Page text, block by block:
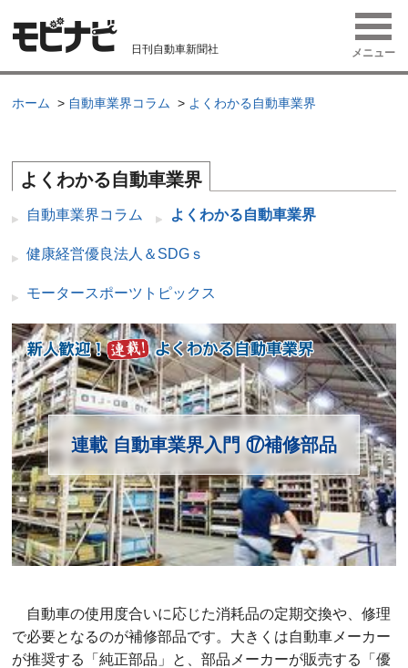
日刊自動車新聞社 メニュー
ホーム 自動車業界コラム よくわかる自動車業界
よくわかる自動車業界
自動車業界コラム よくわかる自動車業界
健康経営優良法人＆SDGｓ
モータースポーツトピックス
連載 自動車業界入門 ⑰補修部品
自動車の使用度合いに応じた消耗品の定期交換や、修理
で必要となるのが補修部品です。大きくは自動車メーカー
が推奨する「純正部品」と、部品メーカーが販売する「優